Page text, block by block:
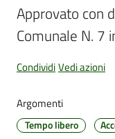
Amministrazione
Trasparente
Tutti
gli
Approvato con
Comunale N. 7
CondividiVedi azioni
Argomenti
Tempo libero